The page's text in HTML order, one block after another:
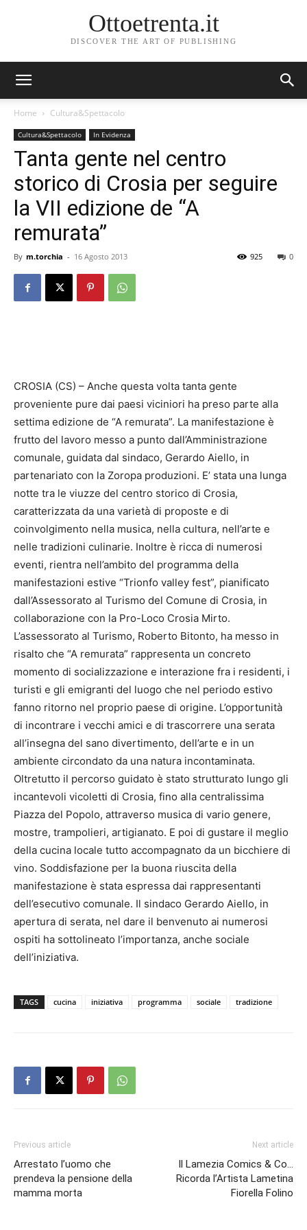
Ottoetrenta.it
DISCOVER THE ART OF PUBLISHING
Home Cultura&Spettacolo
Cultura&Spettacolo In Evidenza
Tanta gente nel centro
storico di Crosia per seguire
la VII edizione de “A
remurata”
By m.torchia - 16 Agosto 2013 0
925
CROSIA (CS) – Anche questa volta tanta gente
proveniente pure dai paesi viciniori ha preso parte alla
settima edizione de “A remurata”. La manifestazione è
frutto del lavoro messo a punto dall’Amministrazione
comunale, guidata dal sindaco, Gerardo Aiello, in
partenariato con la Zoropa produzioni. E’ stata una lunga
notte tra le viuzze del centro storico di Crosia,
caratterizzata da una varietà di proposte e di
coinvolgimento nella musica, nella cultura, nell’arte e
nelle tradizioni culinarie. Inoltre è ricca di numerosi
eventi, rientra nell’ambito del programma della
manifestazioni estive “Trionfo valley fest”, pianificato
dall’Assessorato al Turismo del Comune di Crosia, in
collaborazione con la Pro-Loco Crosia Mirto.
L’assessorato al Turismo, Roberto Bitonto, ha messo in
risalto che “A remurata” rappresenta un concreto
momento di socializzazione e interazione fra i residenti, i
turisti e gli emigranti del luogo che nel periodo estivo
fanno ritorno nel proprio paese di origine. L’opportunità
di incontrare i vecchi amici e di trascorrere una serata
all’insegna del sano divertimento, dell’arte e in un
ambiente circondato da una natura incontaminata.
Oltretutto il percorso guidato è stato strutturato lungo gli
incantevoli vicoletti di Crosia, fino alla centralissima
Piazza del Popolo, attraverso musica di vario genere,
mostre, trampolieri, artigianato. E poi di gustare il meglio
della cucina locale tutto accompagnato da un bicchiere di
vino. Soddisfazione per la buona riuscita della
manifestazione è stata espressa dai rappresentanti
dell’esecutivo comunale. Il sindaco Gerardo Aiello, in
apertura di serata, nel dare il benvenuto ai numerosi
ospiti ha sottolineato l’importanza, anche sociale
dell’iniziativa.
TAGS cucina iniziativa programma sociale tradizione
Previous article
Arrestato l’uomo che
prendeva la pensione della
mamma morta
Next article
Il Lamezia Comics & Co…
Ricorda l’Artista Lametina
Fiorella Folino